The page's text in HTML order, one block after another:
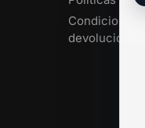
Condiciones
devoluciones